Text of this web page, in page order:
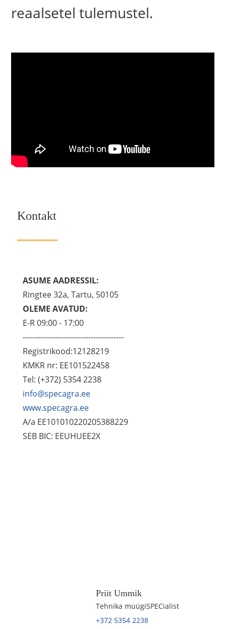
reaalsetel tulemustel.
Kontakt
ASUME AADRESSIL:
Ringtee 32a, Tartu, 50105
OLEME AVATUD:
E-R 09:00 - 17:00
----------------------------------------
Registrikood:12128219
KMKR nr: EE101522458
Tel: (+372) 5354 2238
info@specagra.ee
www.specagra.ee
A/a EE101010220205388229
SEB BIC: EEUHUEE2X
Priit Ummik
Tehnika müügiSPECialist
+372 5354 2238